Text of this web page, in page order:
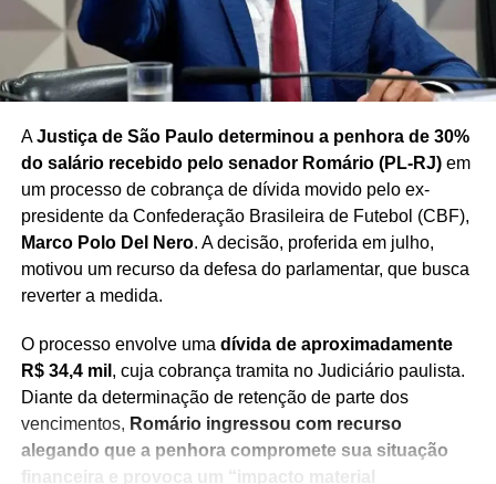
PEC do fim da escala 6×1 segue sem relator no
Senado
NÃO PERCA
Prefeito de Santana declara apoio a Jerônimo
AJustiça de São Paulo determinou a penhora de 30%
do salário recebido pelo senador Romário (PL-RJ)em
um processo de cobrança de dívida movido pelo ex-
presidente da Confederação Brasileira de Futebol (CBF),
Marco Polo Del Nero. A decisão, proferida em julho,
motivou um recurso da defesa do parlamentar, que busca
reverter a medida.
O processo envolve uma dívida de aproximadamente
R$ 34,4 mil , cuja cobrança tramita no Judiciário paulista.
Diante da determinação de retenção de parte dos
vencimentos, Romário ingressou com recurso
alegando que a penhora compromete sua situação
financeira e provoca um “impacto material